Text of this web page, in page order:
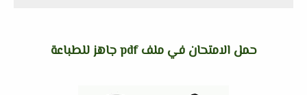
حمل الامتحان في ملف pdf جاهز للطباعة